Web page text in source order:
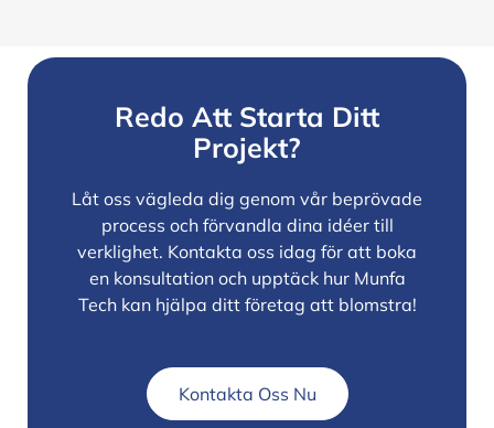
Redo Att Starta Ditt
Projekt?
Låt oss vägleda dig genom vår beprövade
process och förvandla dina idéer till
verklighet. Kontakta oss idag för att boka
en konsultation och upptäck hur Munfa
Tech kan hjälpa ditt företag att blomstra!
Kontakta Oss Nu